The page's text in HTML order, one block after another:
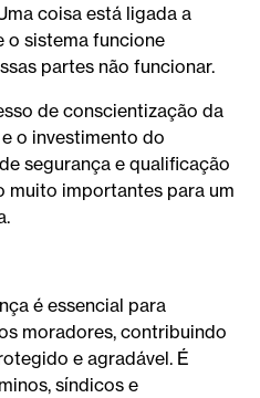
coisa está ligada a
o sistema funcione
partes não funcionar.
de conscientização da
o investimento do
segurança e qualificação
muito importantes para um
é essencial para
moradores, contribuindo
e agradável. É
síndicos e